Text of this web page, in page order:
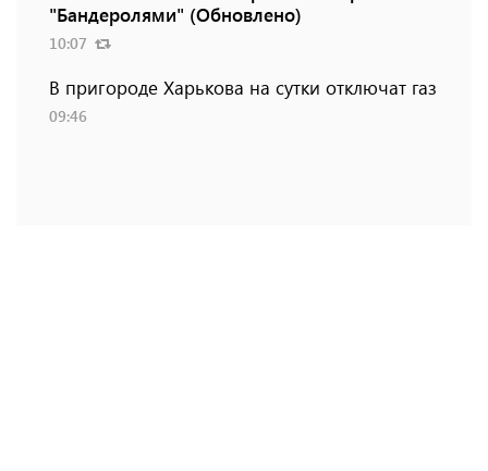
"Бандеролями" (Обновлено)
10:07
В пригороде Харькова на сутки отключат газ
09:46